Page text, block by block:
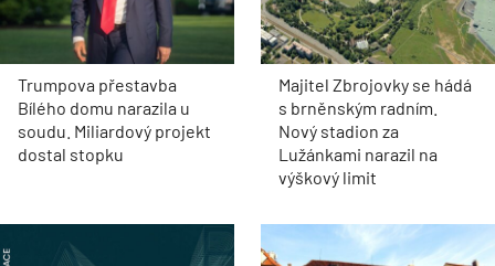
Trumpova přestavba
Bílého domu narazila u
soudu. Miliardový projekt
dostal stopku
Majitel Zbrojovky se hádá
s brněnským radním.
Nový stadion za
Lužánkami narazil na
výškový limit